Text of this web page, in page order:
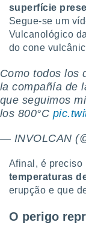
superfície
Segue-se um
Vulcanológico
do cone
Como todos los
la compañía de
que seguimos
los 800°C
— INVOLCAN
Afinal, é
temperaturas
erupção e que
O perigo